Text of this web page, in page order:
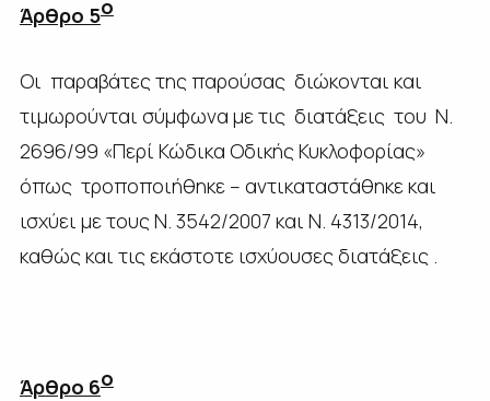
Άρθρο 5ο
Οι παραβάτες της παρούσας διώκονται και
τιμωρούνται σύμφωνα με τις διατάξεις του Ν.
2696/99 «Περί Κώδικα Οδικής Κυκλοφορίας»
όπως τροποποιήθηκε – αντικαταστάθηκε και
ισχύει με τους Ν. 3542/2007 και Ν. 4313/2014,
καθώς και τις εκάστοτε ισχύουσες διατάξεις .
Άρθρο 6ο